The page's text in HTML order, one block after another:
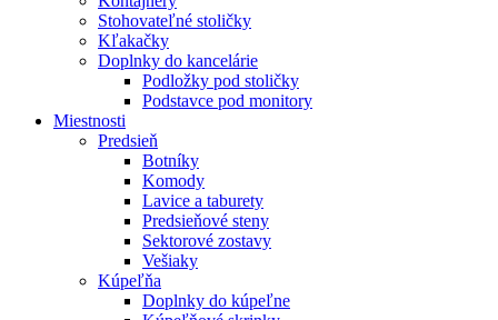
Stohovateľné stoličky
Kľakačky
Doplnky do kancelárie
Podložky pod stoličky
Podstavce pod monitory
Miestnosti
Predsieň
Botníky
Komody
Lavice a taburety
Predsieňové steny
Sektorové zostavy
Vešiaky
Kúpeľňa
Doplnky do kúpeľne